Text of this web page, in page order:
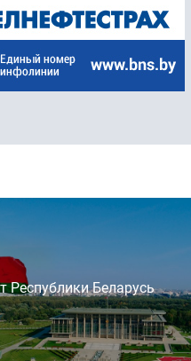
Республики Беларусь